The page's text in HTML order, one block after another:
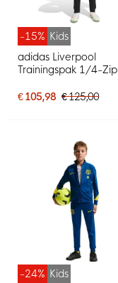
-15% Kids
adidas Liverpool
Trainingspak 1/4-Zip
Grijs Wit Rood
€ 105,98 € 125,00
-24% Kids